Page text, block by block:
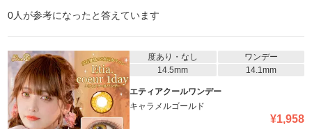
0人が参考になったと答えています
度あり・なし
ワンデー
14.5mm
14.1mm
エティアクールワンデー
キャラメルゴールド
¥1,958